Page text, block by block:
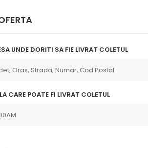
la
au
"Multumim Echipei Soft sense
UNDE DORITI SA FIE LIVRAT COLETUL
CARE POATE FI LIVRAT COLETUL